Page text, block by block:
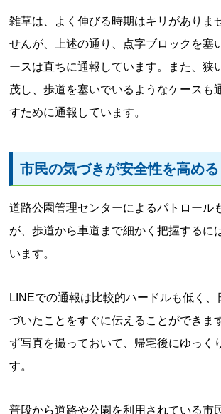
雑草は、よく伸びる時期はキリがありま
せんが、上述の通り、点字ブロックを塞
ースは直ちに通報しています。また、狭
茂し、歩道を塞いでいるようなケースも
すために通報しています。
市民の気づきが安全性を高める
道路公園管理センターによるパトロール
が、歩道から車道まで細かく把握するに
います。
LINEでの通報は比較的ハードルも低く
づいたことをすぐに伝えることができま
ず写真を撮っておいて、帰宅後にゆっく
す。
普段から道路や公園を利用されている市